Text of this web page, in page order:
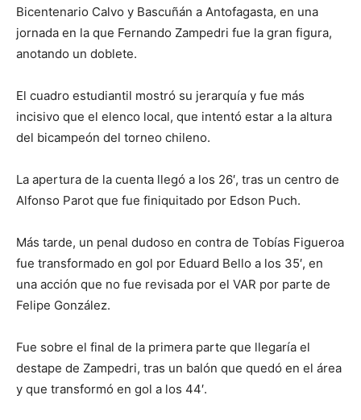
Bicentenario Calvo y Bascuñán a Antofagasta, en una
jornada en la que Fernando Zampedri fue la gran figura,
anotando un doblete.
El cuadro estudiantil mostró su jerarquía y fue más
incisivo que el elenco local, que intentó estar a la altura
del bicampeón del torneo chileno.
La apertura de la cuenta llegó a los 26′, tras un centro de
Alfonso Parot que fue finiquitado por Edson Puch.
Más tarde, un penal dudoso en contra de Tobías Figueroa
fue transformado en gol por Eduard Bello a los 35′, en
una acción que no fue revisada por el VAR por parte de
Felipe González.
Fue sobre el final de la primera parte que llegaría el
destape de Zampedri, tras un balón que quedó en el área
y que transformó en gol a los 44′.